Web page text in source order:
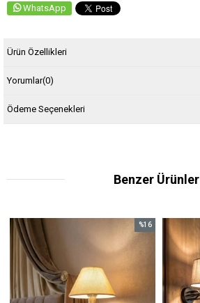
WhatsApp
Ürün Özellikleri
Yorumlar(0)
Ödeme Seçenekleri
Benzer Ürünler
%16